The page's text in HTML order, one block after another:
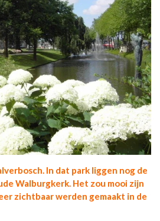
In dat park liggen nog de
Walburgkerk. Het zou mooi zijn
zichtbaar werden gemaakt in de